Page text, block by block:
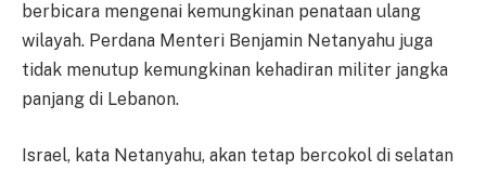
berbicara mengenai kemungkinan penataan ulang
wilayah. Perdana Menteri Benjamin Netanyahu juga
tidak menutup kemungkinan kehadiran militer jangka
panjang di Lebanon.
Israel, kata Netanyahu, akan tetap bercokol di selatan